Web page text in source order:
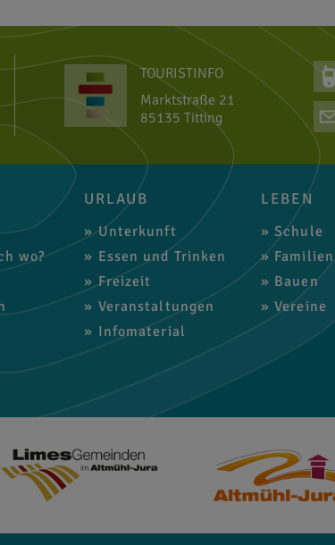
TOURISTINFO
Marktstraße 21
85135 Titting
wo?
URLAUB
Unterkunft
Essen und Trinken
Freizeit
Veranstaltungen
Infomaterial
LEBEN
Schule
Familien
Bauen
Vereine